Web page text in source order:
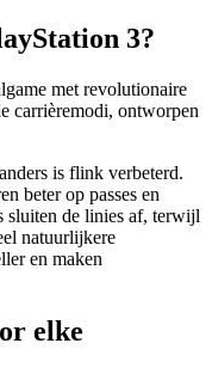
3?
met revolutionaire
carrièremodi, ontworpen
is flink verbeterd.
beter op passes en
sluiten de linies af, terwijl
natuurlijkere
en maken
elke